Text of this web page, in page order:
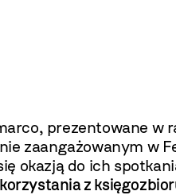
prezentowane w
w
okazją do ich
z